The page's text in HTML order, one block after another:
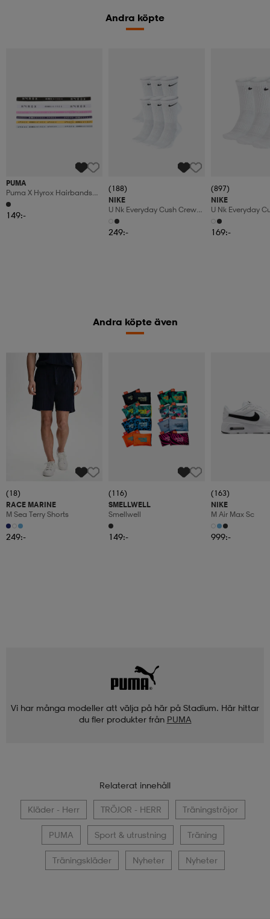
Andra köpte
PUMA
Puma X Hyrox Hairbands
6pcs
149:-
(188)
NIKE
U Nk Everyday Cush Crew
6pr-Bd
249:-
(897)
NIKE
U Nk Everyday
3pr
169:-
Andra köpte även
(18)
RACE MARINE
M Sea Terry Shorts
249:-
(116)
SMELLWELL
Smellwell
149:-
(163)
NIKE
M Air Max Sc
999:-
Vi har många modeller att välja på här på Stadium. Här hittar
du fler produkter från PUMA
Relaterat innehåll
Kläder - Herr TRÖJOR - HERR Träningströjor
PUMA Sport & utrustning Träning
Träningskläder Nyheter Nyheter